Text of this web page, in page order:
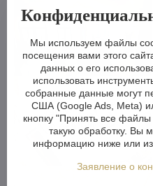
Мы используем файлы
посещения вами этого
данных о его
использовать
собранные данные могут
США (Google Ads, Meta)
кнопку "Принять все
такую обработку. Вы
информацию ниже или
Заявление о